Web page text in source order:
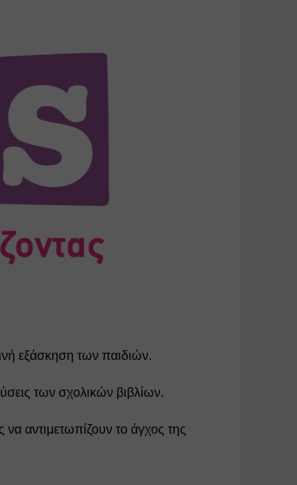
εξάσκηση των παιδιών.
των σχολικών βιβλίων.
να αντιμετωπίζουν το άγχος της